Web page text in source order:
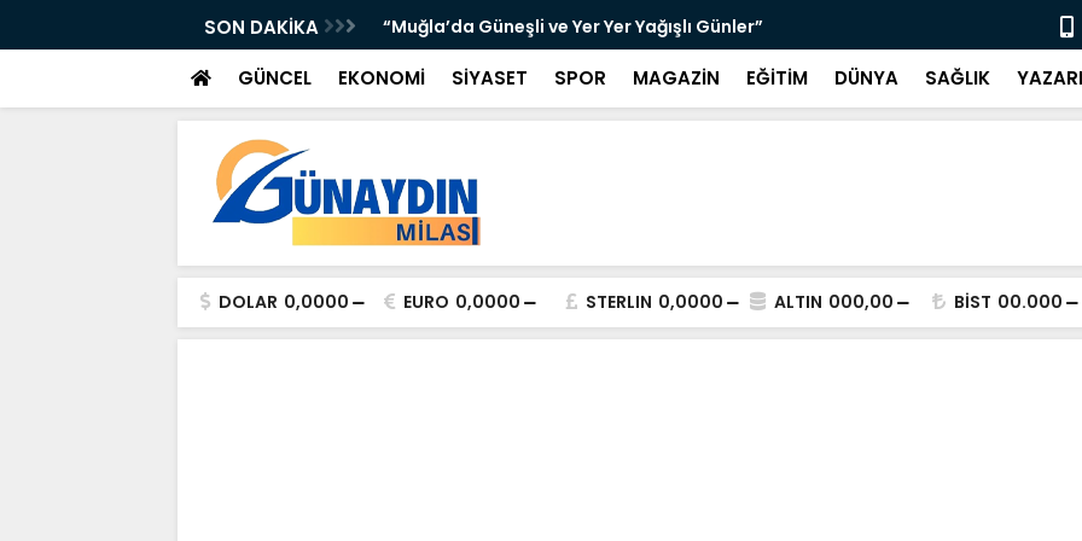
SON DAKİKA “Sosyolog Alev Yıldız Yıldırım’dan Kağıt Hamuru Sanatı” “3 Bin
GÜNCEL EKONOMİ SİYASET SPOR MAGAZİN EĞİTİM DÜNYA SAĞLIK
DOLAR 0,0000 EURO 0,0000 STERLIN 0,0000 ALTIN 000,00 BİST 00.000